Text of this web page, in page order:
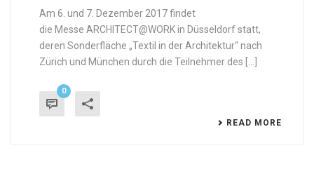
Am 6. und 7. Dezember 2017 findet
die Messe ARCHITECT@WORK in Düsseldorf statt,
deren Sonderfläche „Textil in der Architektur“ nach
Zürich und München durch die Teilnehmer des [...]
0
READ MORE